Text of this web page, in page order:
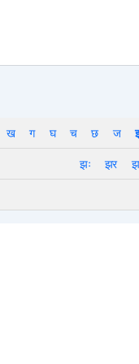
ख ग घ च छ ज
झः
झर